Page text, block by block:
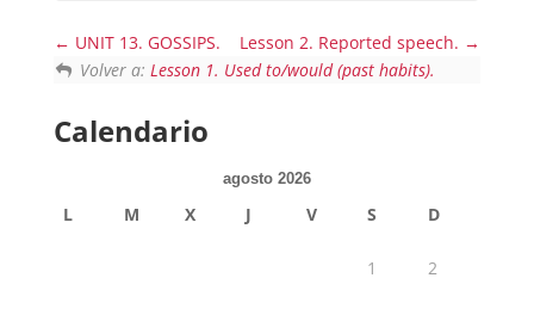
UNIT 13. GOSSIPS.
Lesson 2. Reported speech.
Volver a:Lesson 1. Used to/would (past habits).
Calendario
agosto 2026
L M X J V S D
1 2